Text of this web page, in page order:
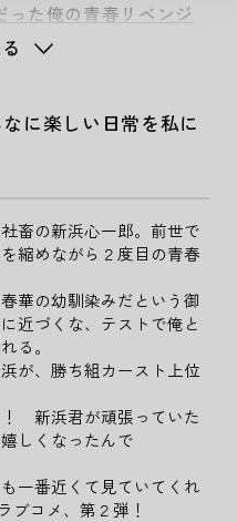
った俺の青春リベンジ
に楽しい日常を私に
畜の新浜心一郎。前世で
縮めながら２度目の青春
華の幼馴染みだという御
近づくな、テストで俺と
る。
が、勝ち組カースト上位
！ 新浜君が頑張っていた
しくなったんで
一番近くて見ていてくれ
コメ、第２弾！